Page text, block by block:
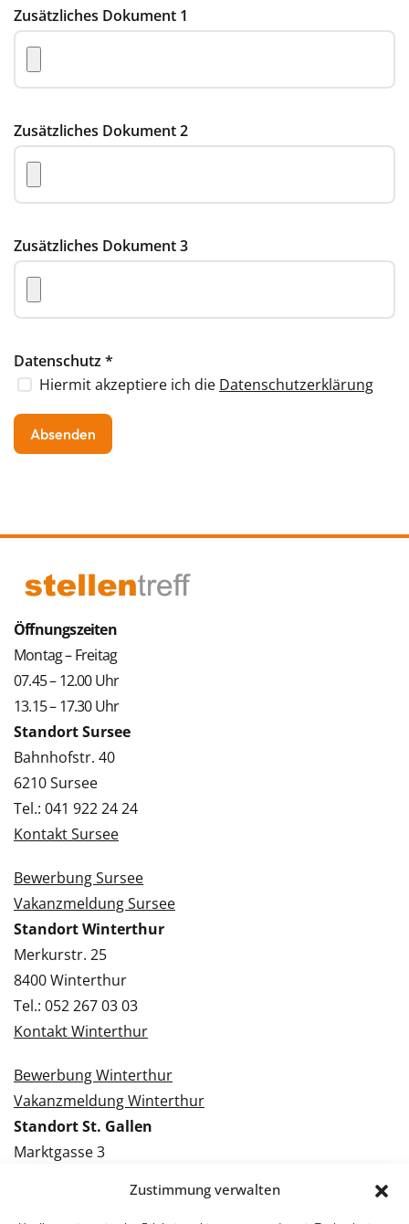
Zustimmung verwalten
Zusätzliches Dokument 1
Zusätzliches Dokument 2
Zusätzliches Dokument 3
Datenschutz*
Hiermit akzeptiere ich die Datenschutzerklärung
Öffnungszeiten
Montag – Freitag
07.45 – 12.00 Uhr
13.15 – 17.30 Uhr
Standort Sursee
Bahnhofstr. 40
6210 Sursee
Tel.: 041 922 24 24
Kontakt Sursee
Bewerbung Sursee
Vakanzmeldung Sursee
Standort Winterthur
Merkurstr. 25
8400 Winterthur
Tel.: 052 267 03 03
Kontakt Winterthur
Bewerbung Winterthur
Vakanzmeldung Winterthur
Standort St. Gallen
Marktgasse 3